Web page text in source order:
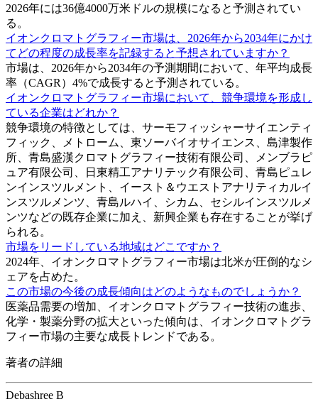
2026年には36億4000万米ドルの規模になると予測されてい
る。
イオンクロマトグラフィー市場は、2026年から2034年にかけ
てどの程度の成長率を記録すると予想されていますか？
市場は、2026年から2034年の予測期間において、年平均成長
率（CAGR）4%で成長すると予測されている。
イオンクロマトグラフィー市場において、競争環境を形成し
ている企業はどれか？
競争環境の特徴としては、サーモフィッシャーサイエンティ
フィック、メトローム、東ソーバイオサイエンス、島津製作
所、青島盛漢クロマトグラフィー技術有限公司、メンブラピ
ュア有限公司、日東精工アナリテック有限公司、青島ピュレ
ンインスツルメント、イースト＆ウエストアナリティカルイ
ンスツルメンツ、青島ルハイ、シカム、セシルインスツルメ
ンツなどの既存企業に加え、新興企業も存在することが挙げ
られる。
市場をリードしている地域はどこですか？
2024年、イオンクロマトグラフィー市場は北米が圧倒的なシ
ェアを占めた。
この市場の今後の成長傾向はどのようなものでしょうか？
医薬品需要の増加、イオンクロマトグラフィー技術の進歩、
化学・製薬分野の拡大といった傾向は、イオンクロマトグラ
フィー市場の主要な成長トレンドである。
著者の詳細
Debashree B